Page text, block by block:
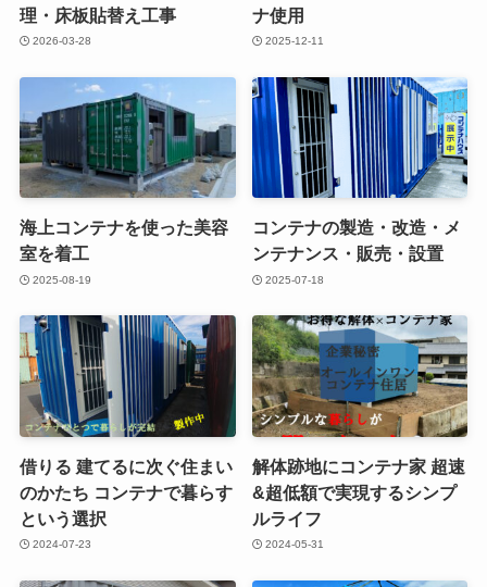
理・床板貼替え工事
2026-03-28
ナ使用
2025-12-11
海上コンテナを使った美容
室を着工
2025-08-19
コンテナの製造・改造・メ
ンテナンス・販売・設置
2025-07-18
借りる 建てるに次ぐ住まい
のかたち コンテナで暮らす
という選択
2024-07-23
解体跡地にコンテナ家 超速
&超低額で実現するシンプ
ルライフ
2024-05-31